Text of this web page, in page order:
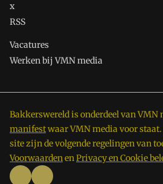
x
RSS
Vacatures
Werken bij VMN media
Bakkerswereld is onderdeel van VMN
manifestwaar VMN media voor
site zijn de volgende regelingen van
VoorwaardenenPrivacy en Cookie